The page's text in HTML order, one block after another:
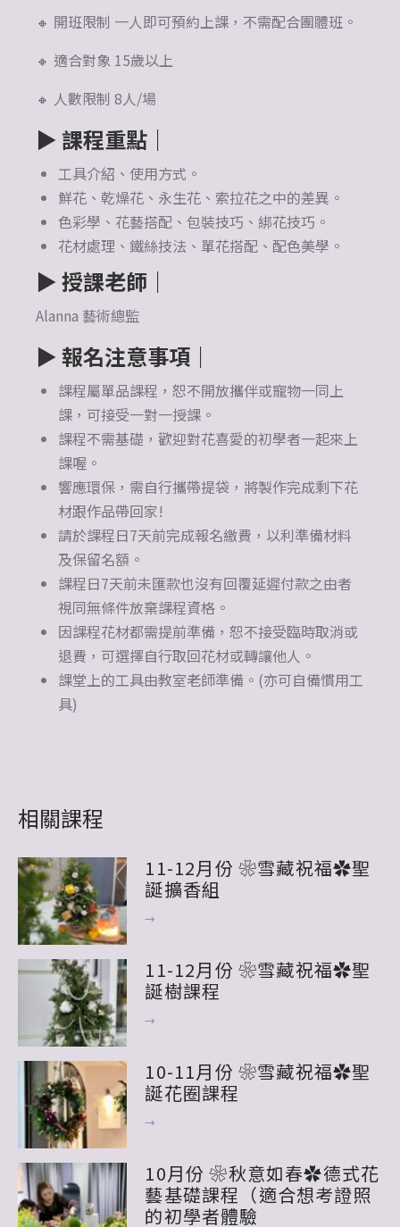
🔸 開班限制 一人即可預約上課，不需配合團體班。
🔸 適合對象 15歲以上
🔸 人數限制 8人/場
▶ 課程重點｜
工具介紹、使用方式。
鮮花、乾燥花、永生花、索拉花之中的差異。
色彩學、花藝搭配、包裝技巧、綁花技巧。
花材處理、鐵絲技法、單花搭配、配色美學。
▶ 授課老師 ｜
Alanna 藝術總監
▶ 報名注意事項 ｜
課程屬單品課程，恕不開放攜伴或寵物一同上
課，可接受一對一授課。
課程不需基礎，歡迎對花喜愛的初學者一起來上
課喔。
響應環保，需自行攜帶提袋，將製作完成剩下花
材跟作品帶回家!
請於課程日7天前完成報名繳費，以利準備材料
及保留名額。
課程日7天前未匯款也沒有回覆延遲付款之由者
視同無條件放棄課程資格。
因課程花材都需提前準備，恕不接受臨時取消或
退費，可選擇自行取回花材或轉讓他人。
課堂上的工具由教室老師準備。(亦可自備慣用工
具)
11-12月份 ❀雪藏祝福✿聖
誕擴香組
→
11-12月份 ❀雪藏祝福✿聖
誕樹課程
→
10-11月份 ❀雪藏祝福✿聖
誕花圈課程
→
10月份 ❀秋意如春✿德式花
藝基礎課程（適合想考證照
的初學者體驗